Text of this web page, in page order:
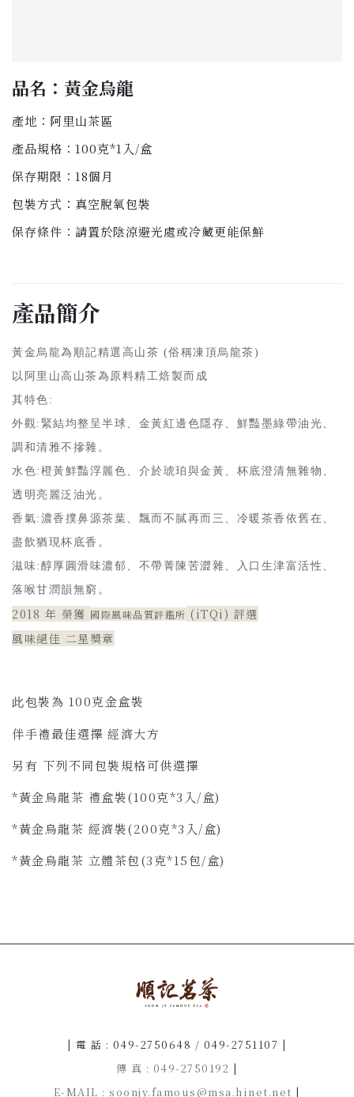
品名：黃金烏龍
產地：阿里山茶區
產品規格：100克*1入/盒
保存期限：18個月
包裝方式：真空脫氧包裝
保存條件：請置於陰涼避光處或冷藏更能保鮮
產品簡介
黃金烏龍為順記精選高山茶 (俗稱凍頂烏龍茶)
以阿里山高山茶為原料精工焙製而成
其特色:
外觀:緊結均整呈半球、金黃紅邊色隱存、鮮豔墨綠帶油光、
調和清雅不摻雜。
水色:橙黃鮮豔浮麗色、介於琥珀與金黃、杯底澄清無雜物、
透明亮麗泛油光。
香氣:濃香撲鼻源茶葉、飄而不膩再而三、冷暖茶香依舊在、
盡飲猶現杯底香。
滋味:醇厚圓滑味濃郁、不帶菁陳苦澀雜、入口生津富活性、
落喉甘潤韻無窮。
2018 年 榮獲 國際風味品質評鑑所 (iTQi) 評選
風味絕佳 二星獎章
此包裝為 100克金盒裝
伴手禮最佳選擇 經濟大方
另有 下列不同包裝規格可供選擇
*黃金烏龍茶 禮盒裝(100克*3入/盒)
*黃金烏龍茶 經濟裝(200克*3入/盒)
*黃金烏龍茶 立體茶包(3克*15包/盒)
| 電 話 : 049-2750648 / 049-2751107 |
傳 真 : 049-2750192 |
E-MAIL : soonjy.famous@msa.hinet.net |